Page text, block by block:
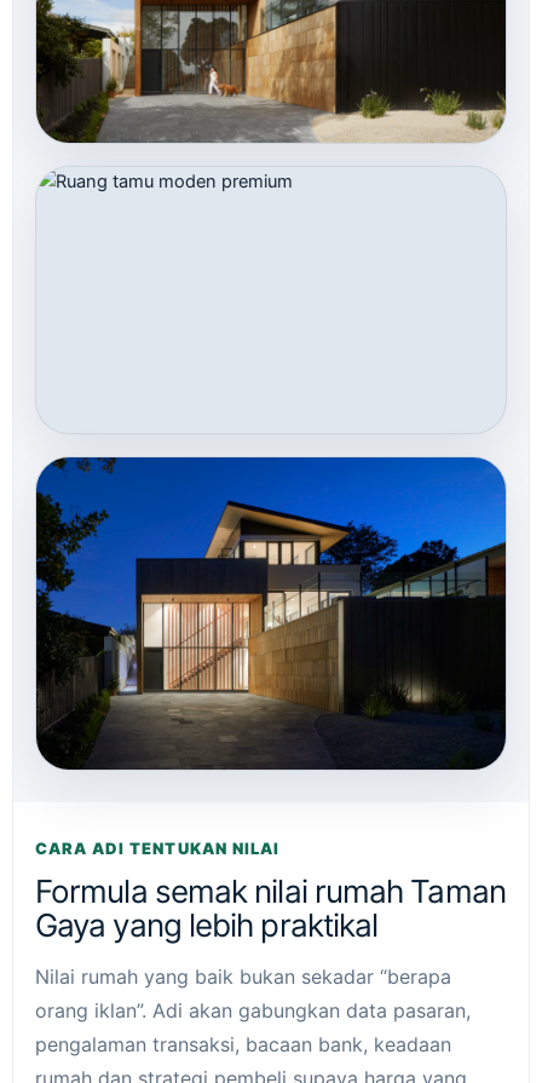
CARA ADI TENTUKAN NILAI
Formula semak nilai rumah Taman
Gaya yang lebih praktikal
Nilai rumah yang baik bukan sekadar “berapa
orang iklan”. Adi akan gabungkan data pasaran,
pengalaman transaksi, bacaan bank, keadaan